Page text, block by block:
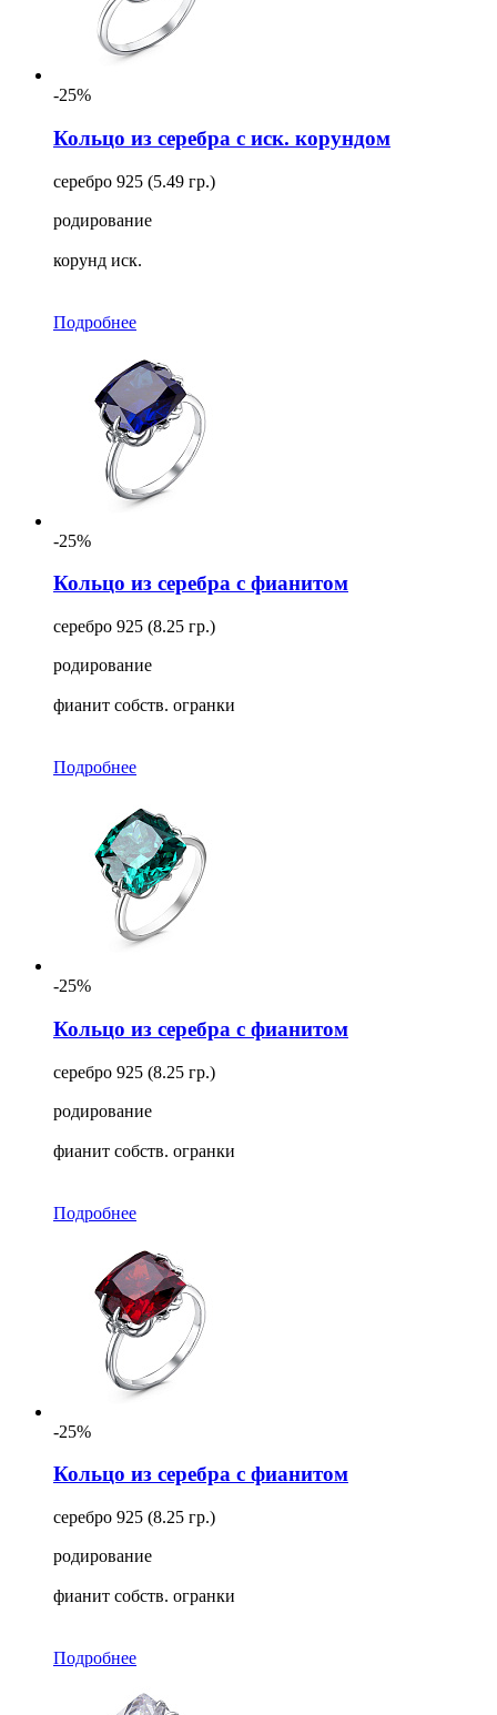
-25%
Кольцо из серебра с иск. корундом
серебро 925 (5.49 гр.)
родирование
корунд иск.
Подробнее
-25%
Кольцо из серебра с фианитом
серебро 925 (8.25 гр.)
родирование
фианит собств. огранки
Подробнее
-25%
Кольцо из серебра с фианитом
серебро 925 (8.25 гр.)
родирование
фианит собств. огранки
Подробнее
-25%
Кольцо из серебра с фианитом
серебро 925 (8.25 гр.)
родирование
фианит собств. огранки
Подробнее